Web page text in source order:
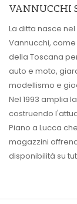
VANNUCCHI
La ditta nasce
Vannucchi,
della Toscana
auto e moto,
modellismo e
Nel 1993 amplia
costruendo
Piano a Lucca
magazzini
disponibilità su